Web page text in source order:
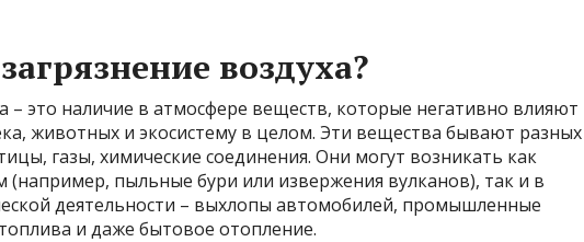
воздуха?
– это наличие в атмосфере веществ, которые негативно влияют
животных и экосистему в целом. Эти вещества бывают разных
газы, химические соединения. Они могут возникать как
(например, пыльные бури или извержения вулканов), так и в
деятельности – выхлопы автомобилей, промышленные
и даже бытовое отопление.